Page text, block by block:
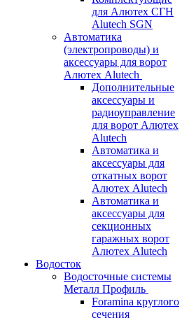
для Алютех СГН
Alutech SGN
Автоматика
(электропроводы) и
аксессуары для ворот
Алютех Alutech
Дополнительные
аксессуары и
радиоуправление
для ворот Алютех
Alutech
Автоматика и
аксессуары для
откатных ворот
Алютех Alutech
Автоматика и
аксессуары для
секционных
гаражных ворот
Алютех Alutech
Водосток
Водосточные системы
Металл Профиль
Foramina круглого
сечения